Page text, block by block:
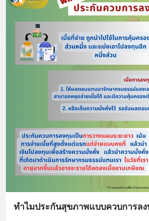
ทำไมประกันสุขภาพแบบควบการล